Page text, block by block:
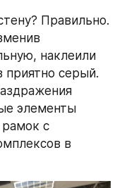
Правильно.
наклеили
приятно серый.
элементы
рамок с
в